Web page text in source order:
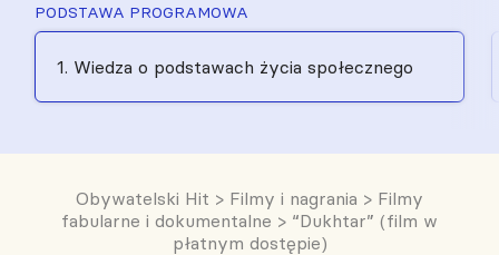
PODSTAWA PROGRAMOWA
1. Wiedza o podstawach życia społecznego
Obywatelski Hit > Filmy i nagrania > Filmy
fabularne i dokumentalne > “Dukhtar” (film w
płatnym dostępie)